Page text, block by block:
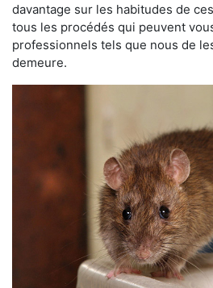
davantage sur les habitudes de
tous les procédés qui peuvent
professionnels tels que nous de
demeure.